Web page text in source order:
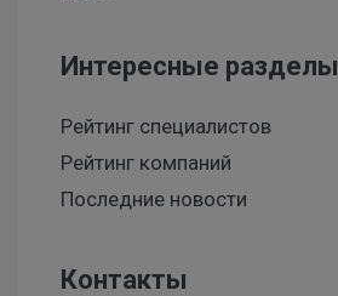
Интересные разделы
Рейтинг специалистов
Рейтинг компаний
Последние новости
Контакты